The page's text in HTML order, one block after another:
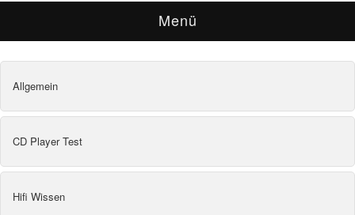
Menü
Allgemein
CD Player Test
Hifi Wissen